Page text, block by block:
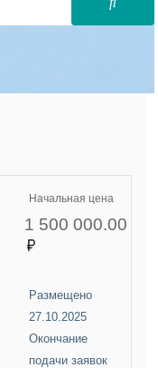
Начальная цена
1 500 000.00
Размещено
27.10.2025
Окончание
подачи заявок